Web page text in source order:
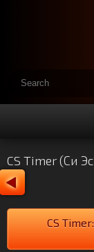
CS Timer (Си
CS